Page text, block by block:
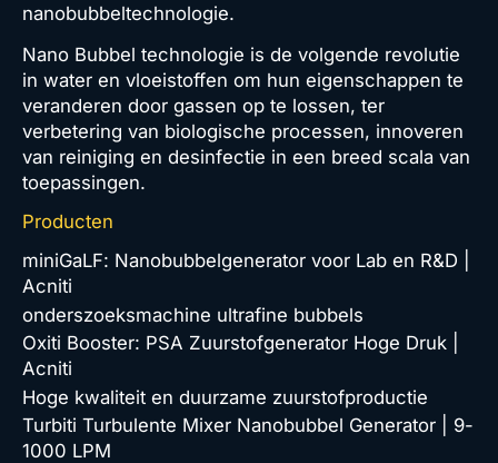
nanobubbeltechnologie.
Nano Bubbel technologie is de volgende revolutie
in water en vloeistoffen om hun eigenschappen te
veranderen door gassen op te lossen, ter
verbetering van biologische processen, innoveren
van reiniging en desinfectie in een breed scala van
toepassingen.
Producten
miniGaLF: Nanobubbelgenerator voor Lab en R&D |
Acniti
onderszoeksmachine ultrafine bubbels
Oxiti Booster: PSA Zuurstofgenerator Hoge Druk |
Acniti
Hoge kwaliteit en duurzame zuurstofproductie
Turbiti Turbulente Mixer Nanobubbel Generator | 9-
1000 LPM